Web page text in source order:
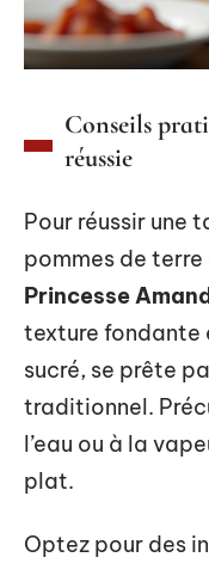
Conseils
réussie
Pour réussir une
pommes de
Princesse
texture fondante
sucré, se prête
traditionnel.
l’eau ou à la
plat.
Optez pour des